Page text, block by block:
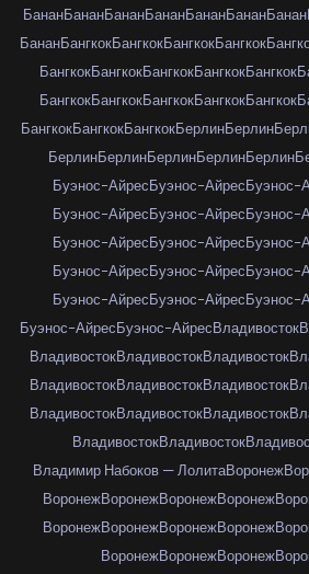
БананБананБананБананБананБананБанан
БананБангкокБангкокБангкокБангкок
БангкокБангкокБангкокБангкокБангкок
БангкокБангкокБангкокБангкокБангкок
БангкокБангкокБангкокБерлинБерлин
БерлинБерлинБерлинБерлинБерлин
Буэнос-АйресБуэнос-АйресБуэнос-
Буэнос-АйресБуэнос-АйресБуэнос-
Буэнос-АйресБуэнос-АйресБуэнос-
Буэнос-АйресБуэнос-АйресБуэнос-
Буэнос-АйресБуэнос-АйресБуэнос-
Буэнос-АйресБуэнос-АйресВладивосток
ВладивостокВладивостокВладивосток
ВладивостокВладивостокВладивосток
ВладивостокВладивостокВладивосток
ВладивостокВладивосток
Владимир Набоков — ЛолитаВоронеж
ВоронежВоронежВоронежВоронеж
ВоронежВоронежВоронежВоронеж
ВоронежВоронежВоронеж